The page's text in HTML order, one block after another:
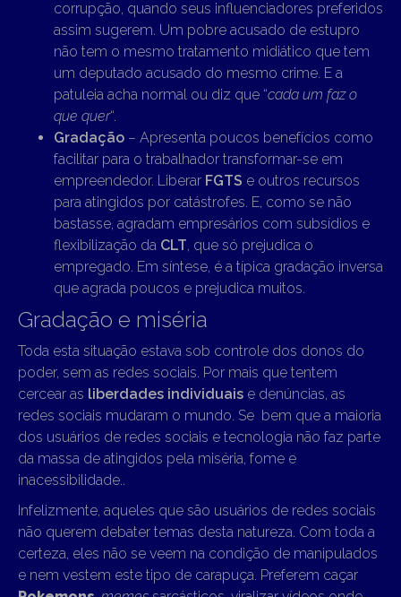
corrupção, quando seus influenciadores preferidos
assim sugerem. Um pobre acusado de estupro
não tem o mesmo tratamento midiático que tem
um deputado acusado do mesmo crime. E a
patuleia acha normal ou diz que “cada um faz o
que quer“.
Gradação – Apresenta poucos benefícios como
facilitar para o trabalhador transformar-se em
empreendedor. Liberar FGTS e outros recursos
para atingidos por catástrofes. E, como se não
bastasse, agradam empresários com subsídios e
flexibilização da CLT, que só prejudica o
empregado. Em síntese, é a típica gradação inversa
que agrada poucos e prejudica muitos.
Gradação e miséria
Toda esta situação estava sob controle dos donos do
poder, sem as redes sociais. Por mais que tentem
cercear as liberdades individuais e denúncias, as
redes sociais mudaram o mundo. Se bem que a maioria
dos usuários de redes sociais e tecnologia não faz parte
da massa de atingidos pela miséria, fome e
inacessibilidade..
Infelizmente, aqueles que são usuários de redes sociais
não querem debater temas desta natureza. Com toda a
certeza, eles não se veem na condição de manipulados
e nem vestem este tipo de carapuça. Preferem caçar